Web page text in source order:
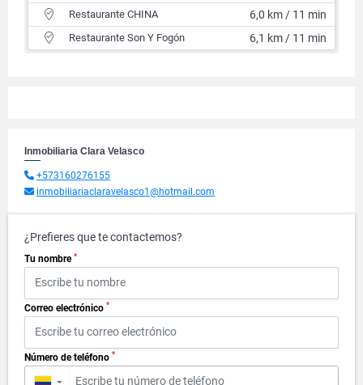
Restaurante CHINA 6,0 km / 11 min
Restaurante Son Y Fogón 6,1 km / 11 min
Inmobiliaria Clara Velasco
+573160276155
inmobiliariaclaravelasco1@hotmail.com
¿Prefieres que te contactemos?
Tu nombre *
Correo electrónico *
Número de teléfono *
▼